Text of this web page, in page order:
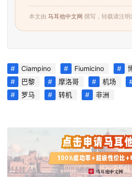
页
旅
游
本文由 马耳他中文网 撰写，转载请注明
Ciampino Fiumicino
巴黎
摩洛哥 机场
罗马
转机 非洲